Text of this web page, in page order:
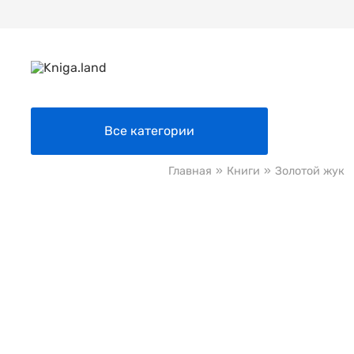
Все категории
Главная » Книги » Золотой жук